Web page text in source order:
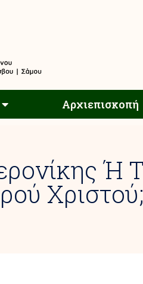
Αρχιεπισκοπή
Ή
Χριστού;